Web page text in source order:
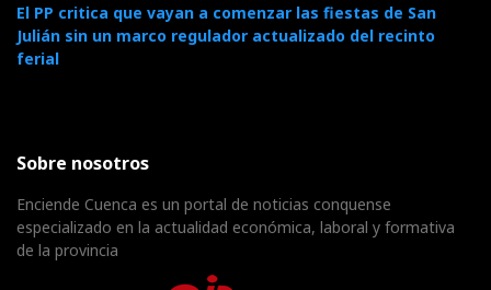
El PP critica que vayan a comenzar las fiestas de San
Julián sin un marco regulador actualizado del recinto
ferial
Sobre nosotros
Enciende Cuenca es un portal de noticias conquense
especializado en la actualidad económica, laboral y formativa
de la provincia